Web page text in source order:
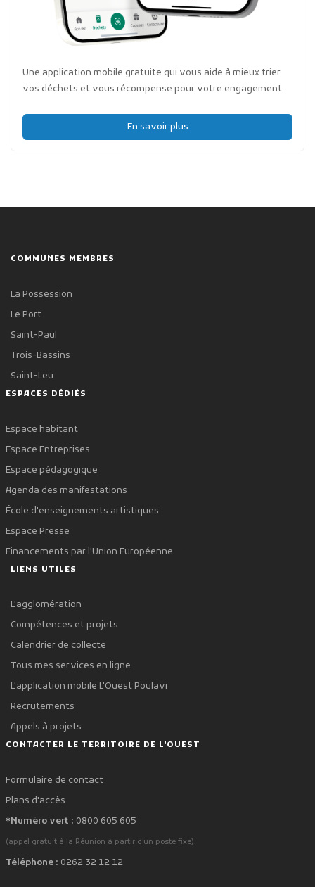
Une application mobile gratuite qui vous aide à mieux trier
vos déchets et vous récompense pour votre engagement.
En savoir plus
COMMUNES MEMBRES
La Possession
Le Port
Saint-Paul
Trois-Bassins
Saint-Leu
ESPACES DÉDIÉS
Espace habitant
Espace Entreprises
Espace pédagogique
Agenda des manifestations
École d'enseignements artistiques
Espace Presse
Financements par l'Union Européenne
LIENS UTILES
L'agglomération
Compétences et projets
Calendrier de collecte
Tous mes services en ligne
L'application mobile L'Ouest Poulavi
Recrutements
Appels à projets
CONTACTER LE TERRITOIRE DE L'OUEST
Formulaire de contact
Plans d'accès
*Numéro vert : 0800 605 605
(appel gratuit à la Réunion à partir d'un poste fixe).
Téléphone : 0262 32 12 12